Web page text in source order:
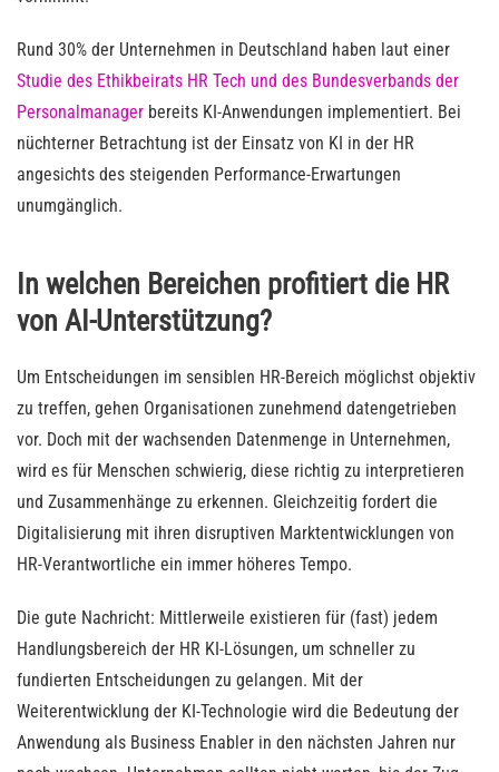
Rund 30% der Unternehmen in Deutschland haben laut einer
Studie des Ethikbeirats HR Tech und des Bundesverbands der
Personalmanager bereits KI-Anwendungen implementiert. Bei
nüchterner Betrachtung ist der Einsatz von KI in der HR
angesichts des steigenden Performance-Erwartungen
unumgänglich.
In welchen Bereichen profitiert die HR
von AI-Unterstützung?
Um Entscheidungen im sensiblen HR-Bereich möglichst objektiv
zu treffen, gehen Organisationen zunehmend datengetrieben
vor. Doch mit der wachsenden Datenmenge in Unternehmen,
wird es für Menschen schwierig, diese richtig zu interpretieren
und Zusammenhänge zu erkennen. Gleichzeitig fordert die
Digitalisierung mit ihren disruptiven Marktentwicklungen von
HR-Verantwortliche ein immer höheres Tempo.
Die gute Nachricht: Mittlerweile existieren für (fast) jedem
Handlungsbereich der HR KI-Lösungen, um schneller zu
fundierten Entscheidungen zu gelangen. Mit der
Weiterentwicklung der KI-Technologie wird die Bedeutung der
Anwendung als Business Enabler in den nächsten Jahren nur